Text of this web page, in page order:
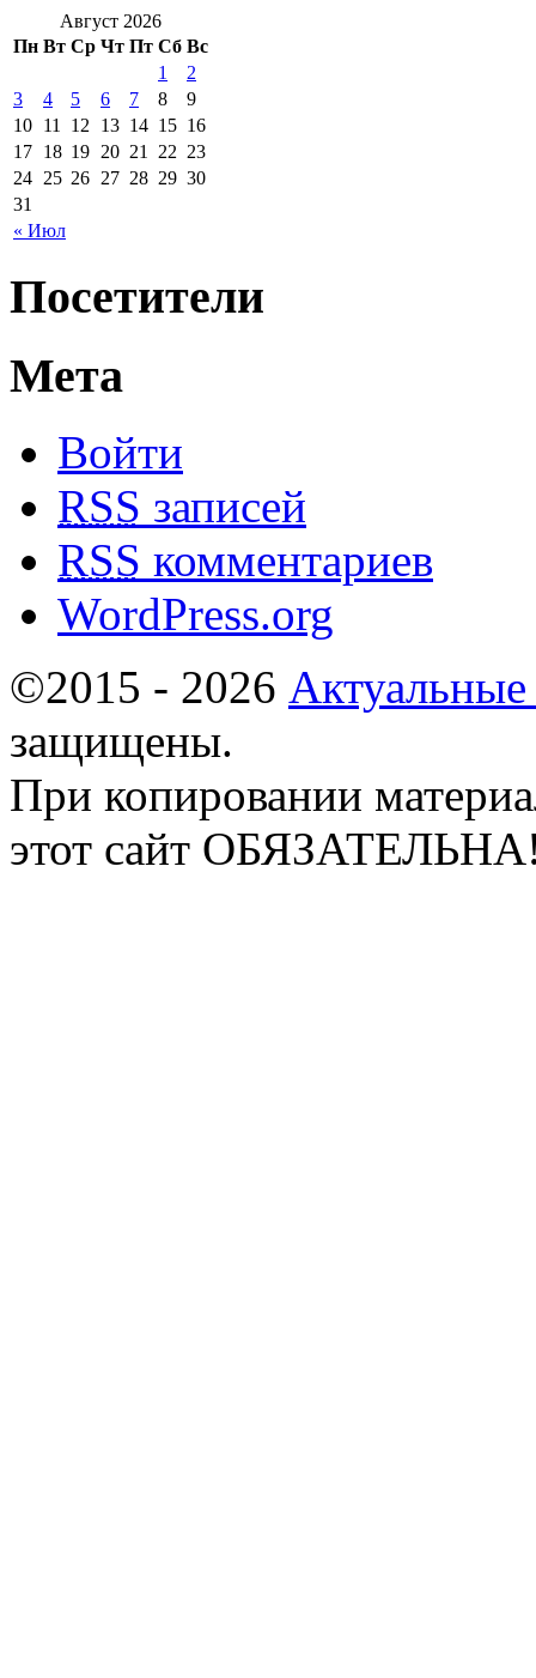
Август 2026
Пн Вт Ср Чт Пт Сб Вс
« Июл
1
2
3
4 5 6 7 8
9
10 11 12 13 14 15 16
17 18 19 20 21 22 23
24 25 26 27 28 29 30
31
Посетители
Мета
Войти
RSS записей
RSS комментариев
WordPress.org
©2015 - 2026
защищены.
При копировании
этот сайт